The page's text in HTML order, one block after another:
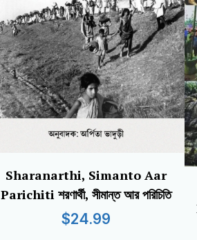
Sharanarthi, Simanto Aar
Parichiti শরণার্থী, সীমান্ত আর পরিচিতি
$24.99